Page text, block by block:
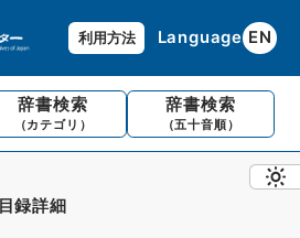
利用方法 Language EN
辞書検索
（カテゴリ）
辞書検索
（五十音順）
目録詳細